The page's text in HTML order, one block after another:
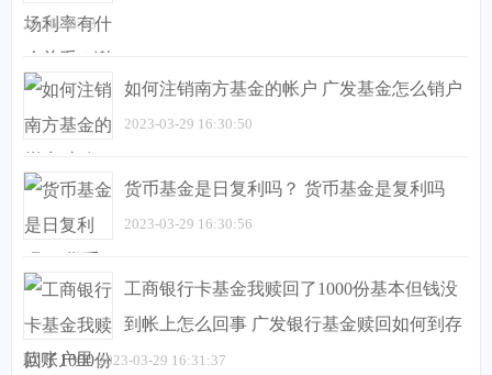
29 16:30:33
如何注销南方基金的帐户 广发基金怎么销户
2023-03-29 16:30:50
货币基金是日复利吗？ 货币基金是复利吗
2023-03-29 16:30:56
工商银行卡基金我赎回了1000份基本但钱没
到帐上怎么回事 广发银行基金赎回如何到存
款账户里 2023-03-29 16:31:37